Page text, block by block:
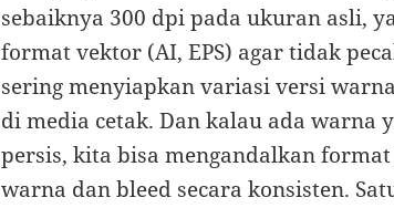
sebaiknya 300 dpi pada ukuran asli,
format vektor (AI, EPS) agar tidak
sering menyiapkan variasi versi
di media cetak. Dan kalau ada warna
persis, kita bisa mengandalkan
warna dan bleed secara konsisten.